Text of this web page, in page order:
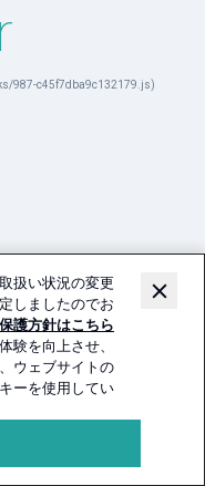
987-c45f7dba9c132179.js)
扱い状況の変更
しましたのでお
護方針はこちら
験を向上させ、
ウェブサイトの
ーを使用してい